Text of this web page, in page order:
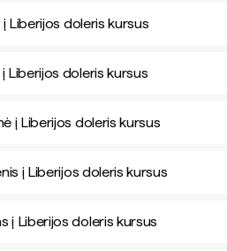
Liberijos doleris kursus
Liberijos doleris kursus
į Liberijos doleris kursus
į Liberijos doleris kursus
į Liberijos doleris kursus